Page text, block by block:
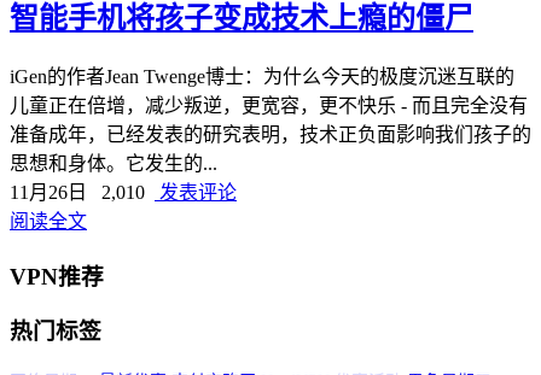
智能手机将孩子变成技术上瘾的僵尸
iGen的作者Jean Twenge博士：为什么今天的极度沉迷互联的
儿童正在倍增，减少叛逆，更宽容，更不快乐 - 而且完全没有
准备成年，已经发表的研究表明，技术正负面影响我们孩子的
思想和身体。它发生的...
11月26日
2,010
发表评论
阅读全文
VPN推荐
热门标签